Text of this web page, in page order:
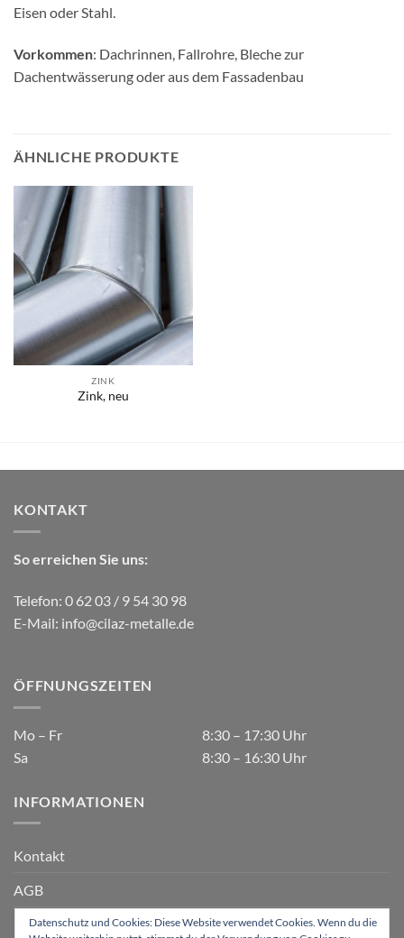
Eisen oder Stahl.
Vorkommen: Dachrinnen, Fallrohre, Bleche zur
Dachentwässerung oder aus dem Fassadenbau
ÄHNLICHE PRODUKTE
ZINK
Zink, neu
KONTAKT
So erreichen Sie uns:
Telefon: 0 62 03 / 9 54 30 98
E-Mail: info@cilaz-metalle.de
ÖFFNUNGSZEITEN
Mo – Fr
8:30 – 17:30 Uhr
Sa
8:30 – 16:30 Uhr
INFORMATIONEN
Kontakt
AGB
Datenschutzerklärung
Datenschutz und Cookies: Diese Website verwendet Cookies. Wenn du die